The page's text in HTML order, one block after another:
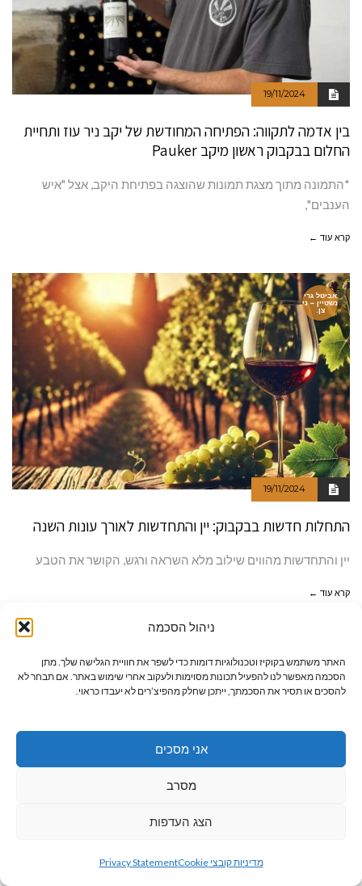
ניהול הסכמה
האתר משתמש בקוקיז וטכנולוגיות דומות כדי לשפר את חוויית הגלישה שלך. מתן
הסכמה מאפשר לנו להפעיל תכונות מסוימות ולעקוב אחרי שימוש באתר. אם תבחר לא
להסכים או תסיר את הסכמתך, ייתכן שחלק מהפיצ’רים לא יעבדו כראוי.
אני מסכים
מסרב
הצג העדפות
מדיניות קובצי Cookie Privacy Statement
19/11/2024
בין אדמה לתקווה: הפתיחה המחודשת של יקב ניר עוז ותחיית
החלום בבקבוק ראשון מיקב Pauker
*התמונה מתוך מצגת תמונות שהוצגה בפתיחת היקב, אצל "איש
הענבים",
קרא עוד ←
אביטל גרי
נשטיין – ני
צן.
19/11/2024
התחלות חדשות בבקבוק: יין והתחדשות לאורך עונות השנה
יין והתחדשות מהווים שילוב מלא השראה ורגש, הקושר את הטבע
קרא עוד ←
נשטיין – ני
צן.
לראש